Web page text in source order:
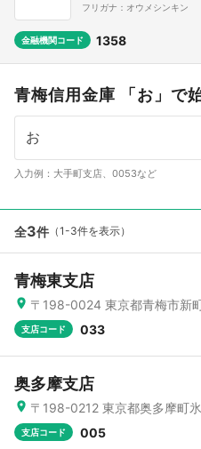
フリガナ：オウメシンキン
金融機関コード 1358
青梅信用金庫 「お」で
入力例：大手町支店、0053など
全3件 （1-3件を表示）
青梅東支店
〒198-0024 東京都青梅市新
支店コード 033
奥多摩支店
〒198-0212 東京都奥多摩町
支店コード 005